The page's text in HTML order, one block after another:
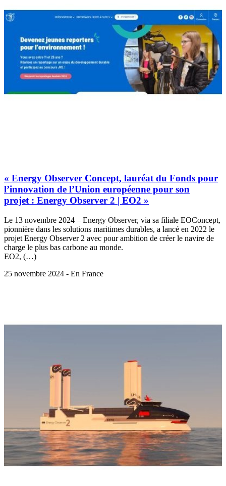
« Energy Observer Concept, lauréat du Fonds pour
l’innovation de l’Union européenne pour son
projet : Energy Observer 2 | EO2 »
Le 13 novembre 2024 – Energy Observer, via sa filiale EOConcept,
pionnière dans les solutions maritimes durables, a lancé en 2022 le
projet Energy Observer 2 avec pour ambition de créer le navire de
charge le plus bas carbone au monde.
EO2, (…)
25 novembre 2024 - En France